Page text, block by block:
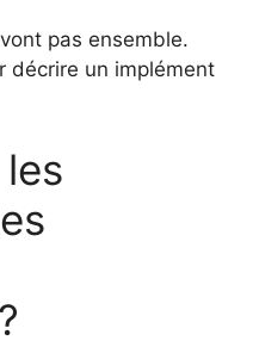
pas ensemble.
décrire un implément